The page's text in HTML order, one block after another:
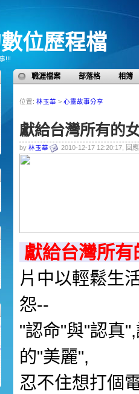
位歷程檔
!!!
職涯檔案 部落格 相簿
省思
(04-14)
(05-20)
位置: 林玉華 > 心靈故事分享
獻給台灣所有的
by 林玉華 2010-12-17 12:20:17, 回
獻給台灣所
片中以輕鬆生
怨--
"認命"與"認真
的"美麗",
忍不住想打個